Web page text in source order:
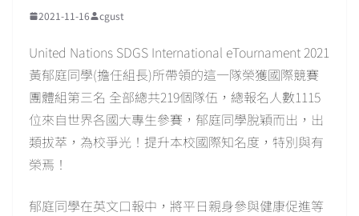
2021-11-16 cgust
United Nations SDGS International eTournament 2021
黃郁庭同學(擔任組長)所帶領的這一隊榮獲國際競賽
團體組第三名 全部總共219個隊伍，總報名人數1115
位來自世界各國大專生參賽，郁庭同學脫穎而出，出
類拔萃，為校爭光！提升本校國際知名度，特別與有
榮焉！
郁庭同學在英文口報中，將平日親身參與健康促進等